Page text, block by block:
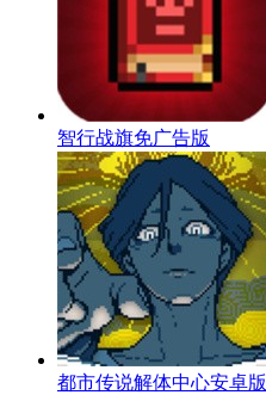
智行战旗免广告版
都市传说解体中心安卓版